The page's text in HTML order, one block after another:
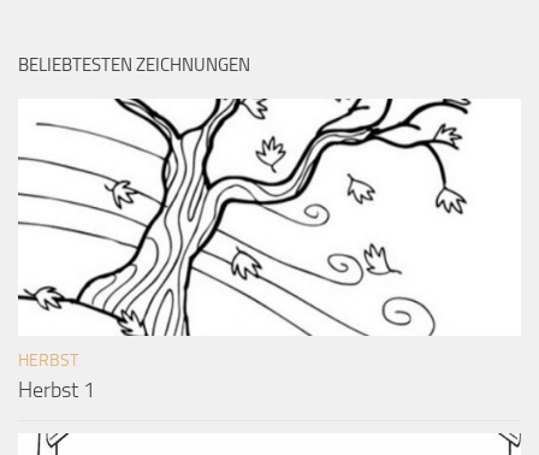
BELIEBTESTEN ZEICHNUNGEN
HERBST
Herbst 1